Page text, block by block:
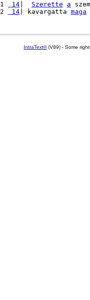
1 14 Szerette a
2
14 | kavargatta maga
IntraText®(V89) - Some